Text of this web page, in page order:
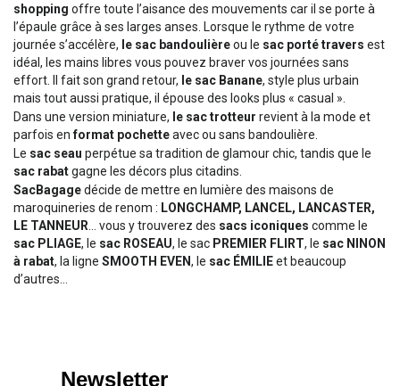
shopping offre toute l’aisance des mouvements car il se porte à
l’épaule grâce à ses larges anses. Lorsque le rythme de votre
journée s’accélère, le sac bandoulièreou le sac porté travers est
idéal, les mains libres vous pouvez braver vos journées sans
effort. Il fait son grand retour, le sac Banane, style plus urbain
mais tout aussi pratique, il épouse des looks plus « casual ».
Dans une version miniature, le sac trotteur revient à la mode et
parfois enformat pochetteavec ou sans bandoulière.
Le sac seau perpétue sa tradition de glamour chic, tandis que le
sac rabatgagne les décors plus citadins.
SacBagagedécide de mettre en lumière des maisons de
maroquineries de renom : LONGCHAMP, LANCEL, LANCASTER,
LE TANNEUR… vous y trouverez des sacs iconiques comme le
sac PLIAGE, le sac ROSEAU, le sac PREMIER FLIRT, le sac NINON
à rabat, la ligne SMOOTH EVEN, le sac ÉMILIEet beaucoup
d’autres…